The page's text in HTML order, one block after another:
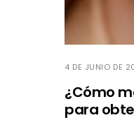
4 DE JUNIO DE
¿Cómo
para